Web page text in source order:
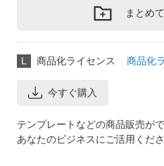
まとめ
L 商品化ライセンス 商品化
今すぐ購入
テンプレートなどの商品販売が
あなたのビジネスにご活用くださ